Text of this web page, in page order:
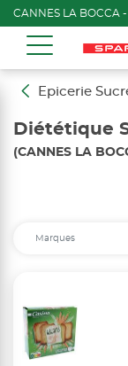
CANNES LA BOCCA
Epicerie
Diététique
(CANNES LA